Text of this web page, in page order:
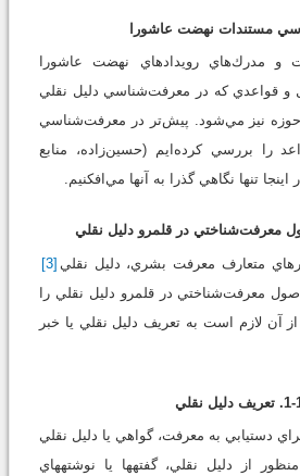
و مدرك‌هاي رويدادهاي نهضت عاشورا
و قواعدي كه در معرفت‌شناسي دليل نقلي
نيز مي‌شود. پيش‌تر در معرفت‌شناسي
را بررسي كرده‌ايم (حسين‌زاده، منابع
تنها نگاهي گذرا به آنها مي‌افكنيم.
متعارف معرفت بشري، دليل نقلي [3]
معرفت‌شناختي در قلمرو دليل نقلي را
آن لازم است به تعريف دليل نقلي يا خبر
نقلي
دستيابي به معرفت، گواهي يا دليل نقلي
از دليل نقلي، گفته‏ها يا نوشته‏هاي